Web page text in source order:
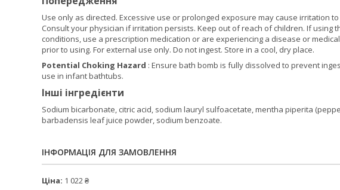
Use only as directed. Excessive use or prolonged exposure may cause irritation
Consult your physician if irritation persists. Keep out of reach of children. If
conditions, use a prescription medication or are experiencing a disease or
prior to using. For external use only. Do not ingest. Store in a cool, dry place.
Potential Choking Hazard : Ensure bath bomb is fully dissolved to prevent
use in infant bathtubs.
Інші інгредієнти
Sodium bicarbonate, citric acid, sodium lauryl sulfoacetate, mentha piperita
barbadensis leaf juice powder, sodium benzoate.
ІНФОРМАЦІЯ ДЛЯ ЗАМОВЛЕННЯ
Ціна: 1 022 ₴